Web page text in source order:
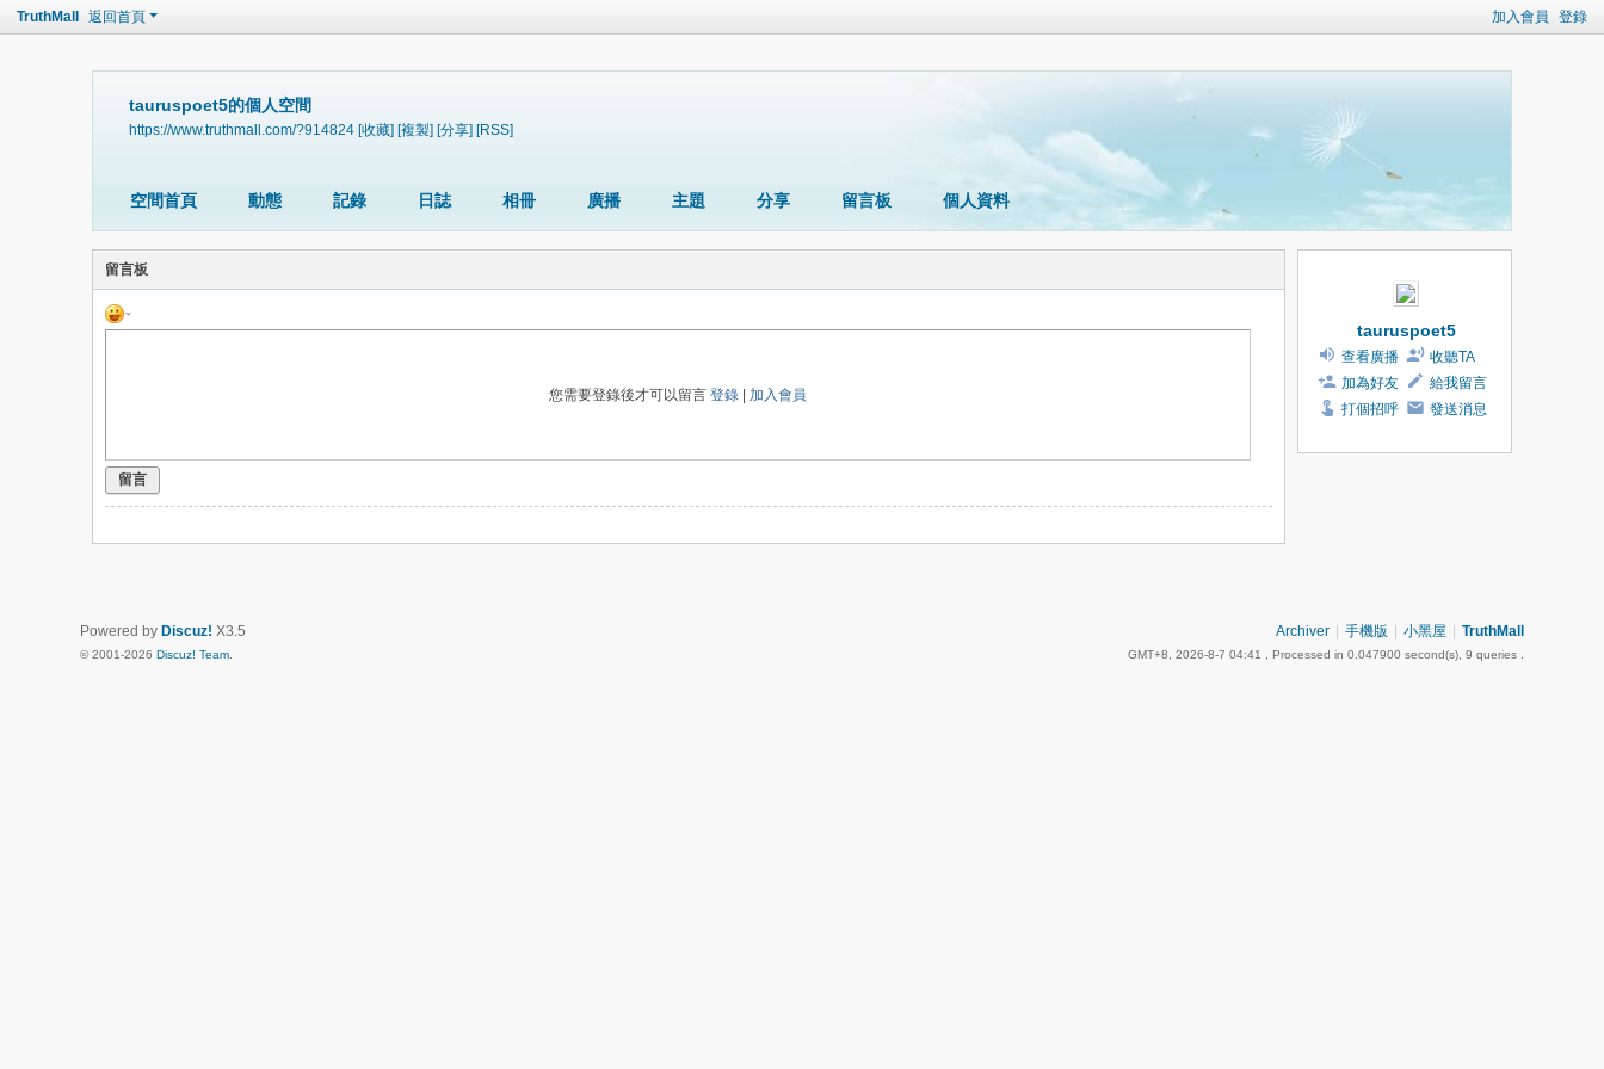
加入會員 登錄
TruthMall 返回首頁
tauruspoet5的個人空間
https://www.truthmall.com/?914824 [收藏] [複製] [分享] [RSS]
空間首頁 動態 記錄 日誌 相冊 廣播 主題 分享 留言板 個人資料
留言板
您需要登錄後才可以留言登錄 |加入會員
留言
tauruspoet5
查看廣播
收聽TA
加為好友
給我留言
打個招呼
發送消息
Archiver 手機版 小黑屋 TruthMall
GMT+8, 2026-8-7 04:41 , Processed in 0.047900 second(s), 9 queries .
Powered by Discuz! X3.5
© 2001-2026 Discuz! Team